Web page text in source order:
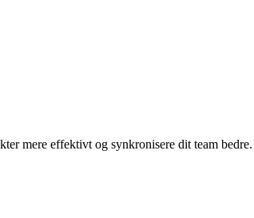
mere effektivt og synkronisere dit team bedre.